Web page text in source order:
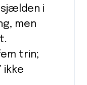
i
men
trin;
ikke